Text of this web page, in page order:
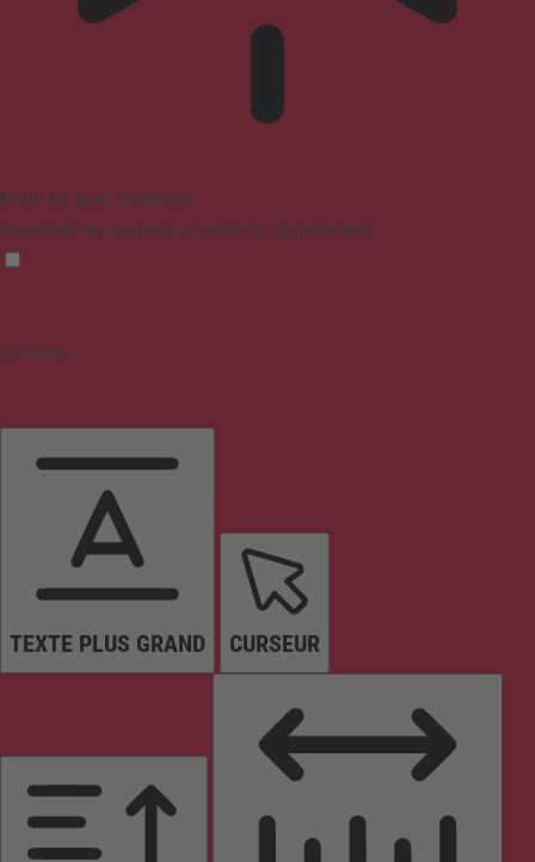
Mode sûr pour l'épilepsie
Assombrit les couleurs et arrête le clignotement
Contenu
TEXTE PLUS GRAND CURSEUR